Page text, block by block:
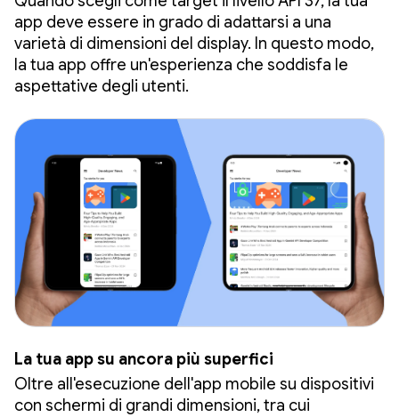
app deve essere in grado di adattarsi a una
varietà di dimensioni del display. In questo modo,
la tua app offre un'esperienza che soddisfa le
aspettative degli utenti.
La tua app su ancora più superfici
Oltre all'esecuzione dell'app mobile su dispositivi
con schermi di grandi dimensioni, tra cui